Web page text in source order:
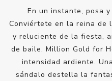
En un instante, posa
Conviértete en la reina de
y reluciente de la fiesta,
de baile. Million Gold for
intensidad ardiente.
sándalo destella la